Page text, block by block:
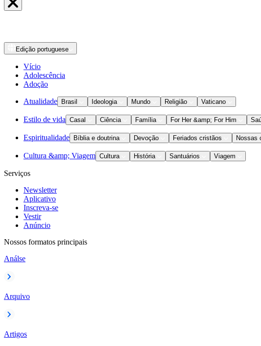
Edição portuguese
Vício
Adolescência
Adoção
Atualidade Brasil Ideologia Mundo Religião Vaticano
Estilo de vida Casal Ciência Família For Her &amp; For Him
Espiritualidade Bíblia e doutrina Devoção Feriados cristãos Nossas
Cultura &amp; Viagem Cultura História Santuários Viagem
Serviços
Newsletter
Aplicativo
Inscreva-se
Vestir
Anúncio
Nossos formatos principais
Análse
Arquivo
Artigos